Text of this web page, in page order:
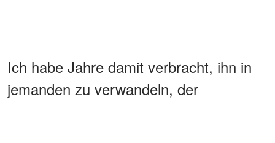
Ich habe Jahre damit verbracht, ihn in
jemanden zu verwandeln, der